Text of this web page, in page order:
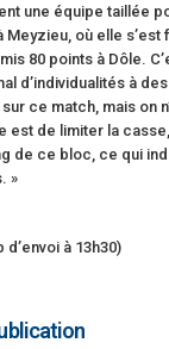
une équipe taillée
Meyzieu, où elle
80 points à Dôle.
d’individualités à
ce match, mais on
est de limiter la
de ce bloc, ce qui
»
à 13h30)